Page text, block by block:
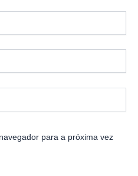
para a próxima vez